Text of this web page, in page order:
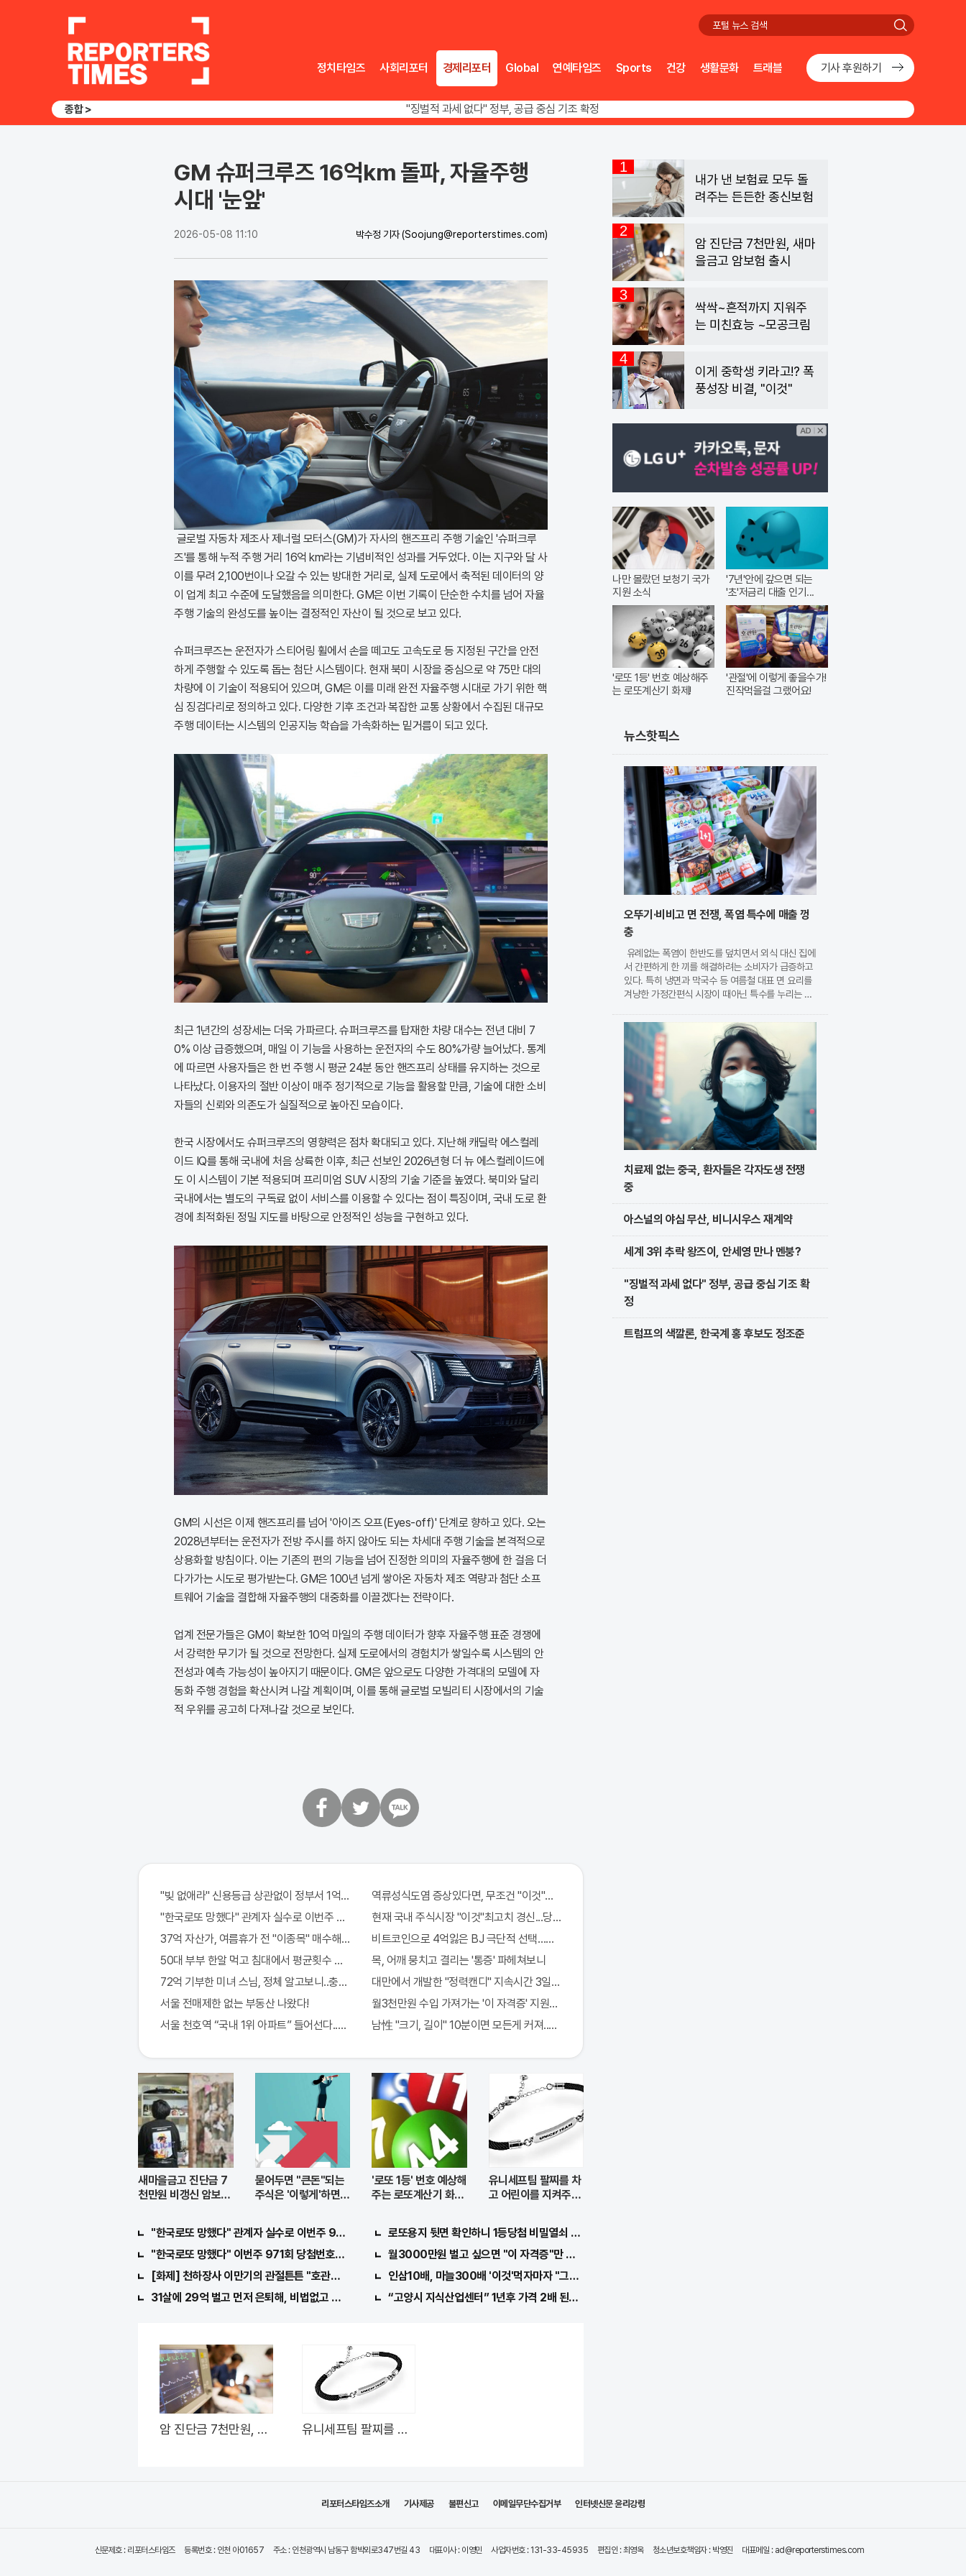
검
정치타임즈
사회리포터 경제리포터 Global 연예타임즈 Sports 건강 생활문화 트래블 기사 후원하기
종합 >
"징벌적 과세 없다" 정부, 공급 중심 기조 확정
폭염·가뭄 이중고, 이 대통령 "취약계층 끝까지 보호"
GM 슈퍼크루즈 16억km 돌파, 자율주행
시대 '눈앞'
2026-05-08 11:10 박수정 기자 (Soojung@reporterstimes.com)
글로벌 자동차 제조사 제너럴 모터스(GM)가 자사의 핸즈프리 주행 기술인 '슈퍼크루
즈'를 통해 누적 주행 거리 16억 km라는 기념비적인 성과를 거두었다. 이는 지구와 달 사
이를 무려 2,100번이나 오갈 수 있는 방대한 거리로, 실제 도로에서 축적된 데이터의 양
이 업계 최고 수준에 도달했음을 의미한다. GM은 이번 기록이 단순한 수치를 넘어 자율
주행 기술의 완성도를 높이는 결정적인 자산이 될 것으로 보고 있다.
슈퍼크루즈는 운전자가 스티어링 휠에서 손을 떼고도 고속도로 등 지정된 구간을 안전
하게 주행할 수 있도록 돕는 첨단 시스템이다. 현재 북미 시장을 중심으로 약 75만 대의
차량에 이 기술이 적용되어 있으며, GM은 이를 미래 완전 자율주행 시대로 가기 위한 핵
심 징검다리로 정의하고 있다. 다양한 기후 조건과 복잡한 교통 상황에서 수집된 대규모
주행 데이터는 시스템의 인공지능 학습을 가속화하는 밑거름이 되고 있다.
최근 1년간의 성장세는 더욱 가파르다. 슈퍼크루즈를 탑재한 차량 대수는 전년 대비 7
0% 이상 급증했으며, 매일 이 기능을 사용하는 운전자의 수도 80%가량 늘어났다. 통계
에 따르면 사용자들은 한 번 주행 시 평균 24분 동안 핸즈프리 상태를 유지하는 것으로
나타났다. 이용자의 절반 이상이 매주 정기적으로 기능을 활용할 만큼, 기술에 대한 소비
자들의 신뢰와 의존도가 실질적으로 높아진 모습이다.
한국 시장에서도 슈퍼크루즈의 영향력은 점차 확대되고 있다. 지난해 캐딜락 에스컬레
이드 IQ를 통해 국내에 처음 상륙한 이후, 최근 선보인 2026년형 더 뉴 에스컬레이드에
도 이 시스템이 기본 적용되며 프리미엄 SUV 시장의 기술 기준을 높였다. 북미와 달리
국내에서는 별도의 구독료 없이 서비스를 이용할 수 있다는 점이 특징이며, 국내 도로 환
경에 최적화된 정밀 지도를 바탕으로 안정적인 성능을 구현하고 있다.
GM의 시선은 이제 핸즈프리를 넘어 '아이즈 오프(Eyes-off)' 단계로 향하고 있다. 오는
2028년부터는 운전자가 전방 주시를 하지 않아도 되는 차세대 주행 기술을 본격적으로
상용화할 방침이다. 이는 기존의 편의 기능을 넘어 진정한 의미의 자율주행에 한 걸음 더
다가가는 시도로 평가받는다. GM은 100년 넘게 쌓아온 자동차 제조 역량과 첨단 소프
트웨어 기술을 결합해 자율주행의 대중화를 이끌겠다는 전략이다.
업계 전문가들은 GM이 확보한 10억 마일의 주행 데이터가 향후 자율주행 표준 경쟁에
서 강력한 무기가 될 것으로 전망한다. 실제 도로에서의 경험치가 쌓일수록 시스템의 안
전성과 예측 가능성이 높아지기 때문이다. GM은 앞으로도 다양한 가격대의 모델에 자
동화 주행 경험을 확산시켜 나갈 계획이며, 이를 통해 글로벌 모빌리티 시장에서의 기술
적 우위를 공고히 다져나갈 것으로 보인다.
북
톡
"빚 없애라" 신용등급 상관없이 정부서 1억지원!
"한국로또 망했다" 관계자 실수로 이번주 971회차 번호 6자리 공개!? 꼭 확인해라!
37억 자산가, 여름휴가 전 "이종목" 매수해라!! 한달
50대 부부 한알 먹고 침대에서 평균횟수 하루5번?
72억 기부한 미녀 스님, 정체 알고보니..충격!
서울 전매제한 없는 부동산 나왔다!
서울 천호역 “국내 1위 아파트” 들어선다..충격!
역류성식도염 증상있다면, 무조건 "이것"의심하세요. 간단치료법 나왔다!
현재 국내 주식시장 "이것"최고치 경신...당장 매수해라!!
비트코인으로 4억잃은 BJ 극단적 선택…충격!
목, 어깨 뭉치고 결리는 '통증' 파헤쳐보니
대만에서 개발한 "정력캔디" 지속시간 3일! 충격!
월3천만원 수입 가져가는 '이 자격증' 지원자 몰려!
남性 "크기, 길이" 10분이면 모든게 커져..화제!
새마을금고 진단금 7
천만원 비갱신 암보험
묻어두면 "큰돈"되는
주식은 '이렇게'하면
'로또 1등' 번호 예상해
주는 로또계산기 화
유니세프팀 팔찌를 차
고 어린이를 지켜주세
"한국로또 망했다" 관계자 실수로 이번주 971회차 번호 6자리 공개!? 꼭 확인해라!
"한국로또 망했다" 이번주 971회 당첨번호 6자리 모두 유출...관계자 실수로 "비상"!
[화제] 천하장사 이만기의 관절튼튼 "호관원" 100%당첨 혜택 난리나!!
31살에 29억 벌고 먼저 은퇴해, 비법없고 규칙만 지켰다!
로또용지 뒷면 확인하니 1등당첨 비밀열쇠 발견돼
월3000만원 벌고 싶으면 "이 자격증"만 따면 된다.
인삼10배, 마늘300배 '이것'먹자마자 "그곳" 땅땅해져..헉!
“고양시 지식산업센터” 1년후 가격 2배 된다..이유는?
암 진단금 7천만원, 새
유니세프팀 팔찌를 차
1
내가 낸 보험료 모두 돌
려주는 든든한 종신보험
2
암 진단금 7천만원, 새마
을금고 암보험 출시
3
싹싹~흔적까지 지워주
는 미친효능 ~모공크림
4
이게 중학생 키라고!? 폭
풍성장 비결, "이것"
나만 몰랐던 보청기 국가
지원 소식
'7년'안에 갚으면 되는
'초'저금리 대출 인기...
'로또 1등' 번호 예상해주
는 로또계산기 화제!
'관절'에 이렇게 좋을수가!
진작먹을걸 그랬어요!
뉴스핫픽스
오뚜기·비비고 면 전쟁, 폭염 특수에 매출 껑
충
유례없는 폭염이 한반도를 덮치면서 외식 대신 집에
서 간편하게 한 끼를 해결하려는 소비자가 급증하고
있다. 특히 냉면과 막국수 등 여름철 대표 면 요리를
겨냥한 가정간편식 시장이 때아닌 특수를 누리는 모
현한 고품질 제품을 앞세워 시장 점유율 확대에 박차
를 가하고
치료제 없는 중국, 환자들은 각자도생 전쟁
중
아스널의 야심 무산, 비니시우스 재계약
세계 3위 추락 왕즈이, 안세영 만나 멘붕?
"징벌적 과세 없다" 정부, 공급 중심 기조 확
정
트럼프의 색깔론, 한국계 홍 후보도 정조준
리포터스타임즈소개 기사제공 불편신고 이메일무단수집거부 인터넷신문 윤리강령
신문제호 : 리포터스타임즈 등록번호 : 인천 아01657 주소 : 인천광역시 남동구 함박뫼로347번길 43 대표이사 : 이영민 사업자번호 : 131-33-45935 편집인 : 최영옥 청소년보호책임자 : 박영진 대표메일 : ad@reporterstimes.com